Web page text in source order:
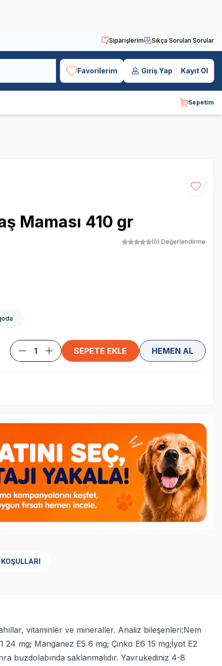
Siparişlerim Sıkça Sorulan Sorular
Favorilerim Giriş Yap Kayıt Ol
Sepetim
Favoriye
Maması 410 gr
(0) Değerlendirme
SEPETE EKLE HEMEN AL
vitaminler ve mineraller. Analiz bileşenleri:Nem
mg; Manganez E5 6 mg; Çinko E6 15 mg;İyot E2
buzdolabında saklanmalıdır. Yavrukediniz 4-8